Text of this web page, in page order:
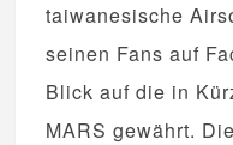
taiwanesische
seinen Fans auf
Blick auf die in
MARS gewährt.